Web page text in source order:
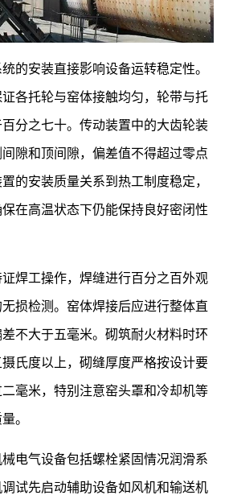
的安装直接影响设备运转稳定性。
各托轮与窑体接触均匀，轮带与托
分之七十。传动装置中的大齿轮装
隙和顶间隙，偏差值不得超过零点
的安装质量关系到热工制度稳定，
在高温状态下仍能保持良好密闭性
焊工操作，焊缝进行百分之百外观
损检测。窑体焊接后应进行整体直
不大于五毫米。砌筑耐火材料时环
氏度以上，砌缝厚度严格按设计要
毫米，特别注意窑头罩和冷却机等
。
电气设备包括螺栓紧固情况润滑系
试先启动辅助设备如风机和输送机